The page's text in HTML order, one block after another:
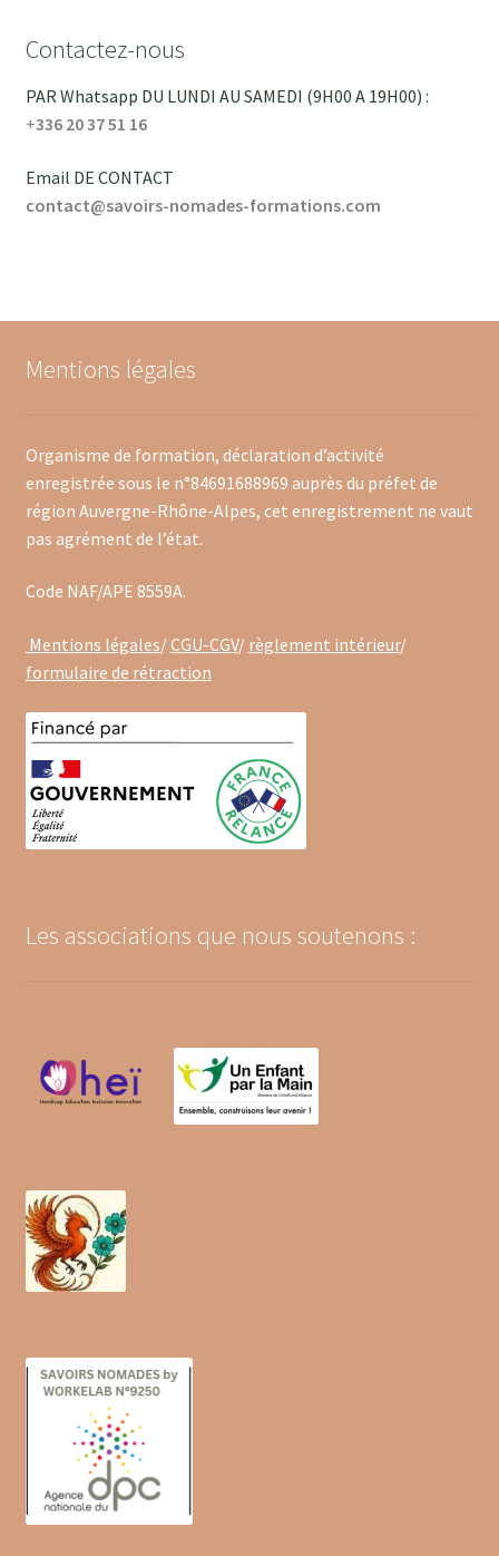
Contactez-nous
PAR Whatsapp DU LUNDI AU SAMEDI (9H00 A 19H00) :
+336 20 37 51 16
Email DE CONTACT
contact@savoirs-nomades-formations.com
Mentions légales
Organisme de formation, déclaration d’activité
enregistrée sous le n°84691688969 auprès du préfet de
région Auvergne-Rhône-Alpes, cet enregistrement ne vaut
pas agrément de l’état.
Code NAF/APE 8559A.
Mentions légales/CGU-CGV/ règlement intérieur/
formulaire de rétraction
Les associations que nous soutenons :